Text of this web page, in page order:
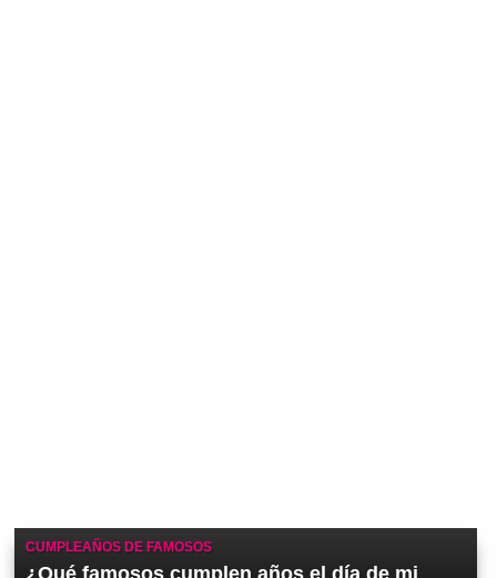
CUMPLEAÑOS DE FAMOSOS
¿Qué famosos cumplen años el día de mi